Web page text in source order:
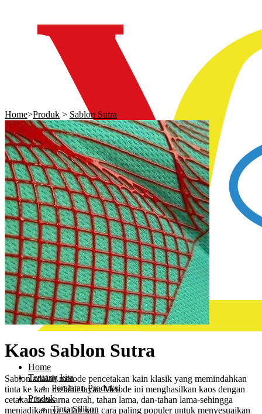
Home
Tentang kita
Peralatan Produksi
Produk
Tinta Silikon
Home>Produk > Sablon Sutra
Kaos Sablon Sutra
Sablon adalah metode pencetakan kain klasik yang memindahkan
tinta ke kain melalui layar. Metode ini menghasilkan kaos dengan
cetakan berwarna cerah, tahan lama, dan-tahan lama-sehingga
menjadikannya salah satu cara paling populer untuk menyesuaikan